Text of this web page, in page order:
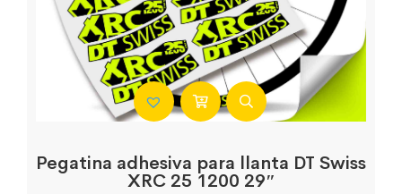
Pegatina adhesiva para llanta DT Swiss
XRC 25 1200 29″